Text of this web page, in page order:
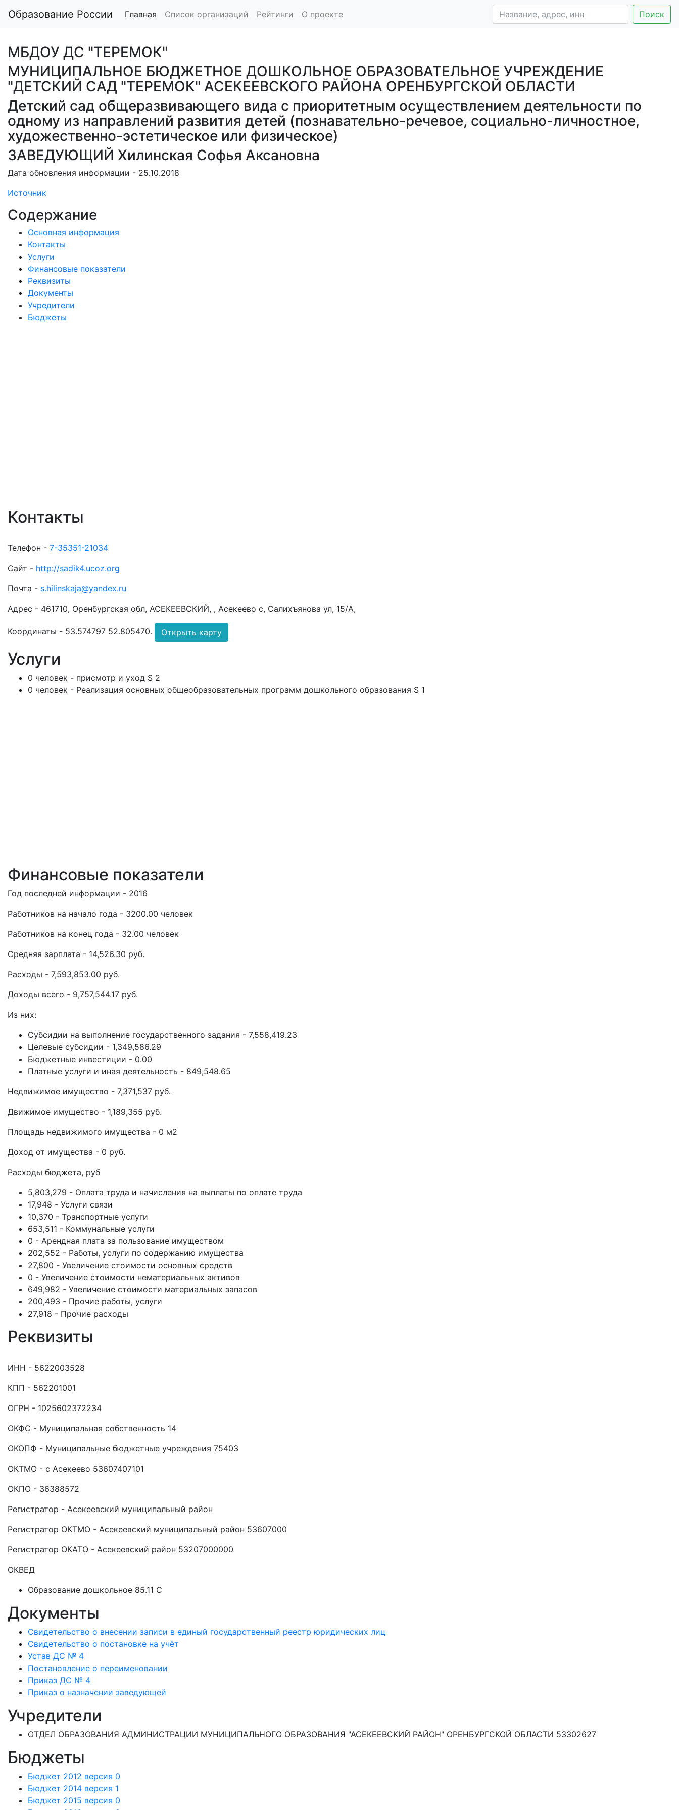
Образование России Главная Список организаций Рейтинги О проекте Поиск
МБДОУ ДС "ТЕРЕМОК"
МУНИЦИПАЛЬНОЕ БЮДЖЕТНОЕ ДОШКОЛЬНОЕ ОБРАЗОВАТЕЛЬНОЕ УЧРЕЖДЕНИЕ
"ДЕТСКИЙ САД "ТЕРЕМОК" АСЕКЕЕВСКОГО РАЙОНА ОРЕНБУРГСКОЙ ОБЛАСТИ
Детский сад общеразвивающего вида с приоритетным осуществлением деятельности по
одному из направлений развития детей (познавательно-речевое, социально-личностное,
художественно-эстетическое или физическое)
ЗАВЕДУЮЩИЙ Хилинская Софья Аксановна
Дата обновления информации - 25.10.2018
Источник
Содержание
Основная информация
Контакты
Услуги
Финансовые показатели
Реквизиты
Документы
Учредители
Бюджеты
Контакты
Телефон - 7-35351-21034
Сайт - http://sadik4.ucoz.org
Почта - s.hilinskaja@yandex.ru
Адрес - 461710, Оренбургская обл, АСЕКЕЕВСКИЙ, , Асекеево с, Салихъянова ул, 15/А,
Координаты - 53.574797 52.805470. Открыть карту
Услуги
0 человек - присмотр и уход S 2
0 человек - Реализация основных общеобразовательных программ дошкольного образования S 1
Финансовые показатели
Год последней информации - 2016
Работников на начало года - 3200.00 человек
Работников на конец года - 32.00 человек
Средняя зарплата - 14,526.30 руб.
Расходы - 7,593,853.00 руб.
Доходы всего - 9,757,544.17 руб.
Из них:
Субсидии на выполнение государственного задания - 7,558,419.23
Целевые субсидии - 1,349,586.29
Бюджетные инвестиции - 0.00
Платные услуги и иная деятельность - 849,548.65
Недвижимое имущество - 7,371,537 руб.
Движимое имущество - 1,189,355 руб.
Площадь недвижимого имущества - 0 м2
Доход от имущества - 0 руб.
Расходы бюджета, руб
5,803,279 - Оплата труда и начисления на выплаты по оплате труда
17,948 - Услуги связи
10,370 - Транспортные услуги
653,511 - Коммунальные услуги
0 - Арендная плата за пользование имуществом
202,552 - Работы, услуги по содержанию имущества
27,800 - Увеличение стоимости основных средств
0 - Увеличение стоимости нематериальных активов
649,982 - Увеличение стоимости материальных запасов
200,493 - Прочие работы, услуги
27,918 - Прочие расходы
Реквизиты
ИНН - 5622003528
КПП - 562201001
ОГРН - 1025602372234
ОКФС - Муниципальная собственность 14
ОКОПФ - Муниципальные бюджетные учреждения 75403
ОКТМО - с Асекеево 53607407101
ОКПО - 36388572
Регистратор - Асекеевский муниципальный район
Регистратор ОКТМО - Асекеевский муниципальный район 53607000
Регистратор ОКАТО - Асекеевский район 53207000000
ОКВЕД
Образование дошкольное 85.11 C
Документы
Свидетельство о внесении записи в единый государственный реестр юридических лиц
Свидетельство о постановке на учёт
Устав ДС № 4
Постановление о переименовании
Приказ ДС № 4
Приказ о назначении заведующей
Учредители
ОТДЕЛ ОБРАЗОВАНИЯ АДМИНИСТРАЦИИ МУНИЦИПАЛЬНОГО ОБРАЗОВАНИЯ "АСЕКЕЕВСКИЙ РАЙОН" ОРЕНБУРГСКОЙ ОБЛАСТИ 53302627
Бюджеты
Бюджет 2012 версия 0
Бюджет 2014 версия 1
Бюджет 2015 версия 0